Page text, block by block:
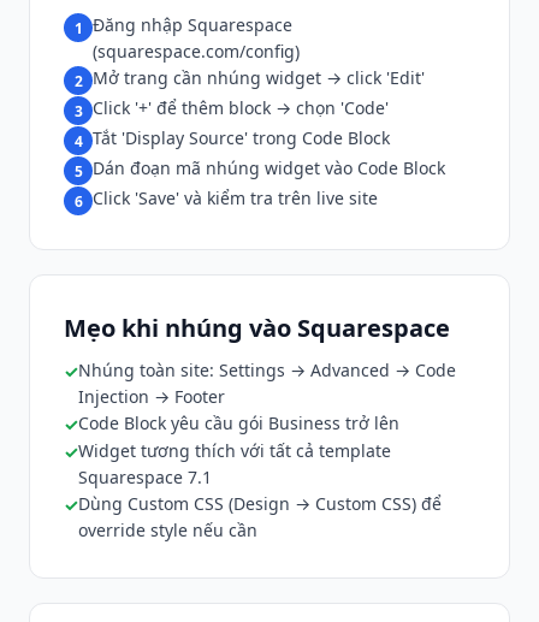
1 Đăng nhập Squarespace
(squarespace.com/config)
2 Mở trang cần nhúng widget → click 'Edit'
3 Click '+' để thêm block → chọn 'Code'
4 Tắt 'Display Source' trong Code Block
5 Dán đoạn mã nhúng widget vào Code Block
6 Click 'Save' và kiểm tra trên live site
Mẹo khi nhúng vào Squarespace
Nhúng toàn site: Settings → Advanced → Code
Injection → Footer
Code Block yêu cầu gói Business trở lên
Widget tương thích với tất cả template
Squarespace 7.1
Dùng Custom CSS (Design → Custom CSS) để
override style nếu cần